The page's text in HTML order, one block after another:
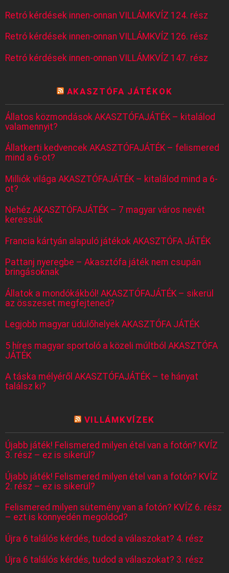
Retró kérdések innen-onnan VILLÁMKVÍZ 124. rész
Retró kérdések innen-onnan VILLÁMKVÍZ 126. rész
Retró kérdések innen-onnan VILLÁMKVÍZ 147. rész
AKASZTÓFA JÁTÉKOK
Állatos közmondások AKASZTÓFAJÁTÉK – kitalálod
valamennyit?
Állatkerti kedvencek AKASZTÓFAJÁTÉK – felismered
mind a 6-ot?
Milliók világa AKASZTÓFAJÁTÉK – kitalálod mind a 6-
ot?
Nehéz AKASZTÓFAJÁTÉK – 7 magyar város nevét
keressük
Francia kártyán alapuló játékok AKASZTÓFA JÁTÉK
Pattanj nyeregbe – Akasztófa játék nem csupán
bringásoknak
Állatok a mondókákból! AKASZTÓFAJÁTÉK – sikerül
az összeset megfejtened?
Legjobb magyar üdülőhelyek AKASZTÓFA JÁTÉK
5 híres magyar sportoló a közeli múltból AKASZTÓFA
JÁTÉK
A táska mélyéről AKASZTÓFAJÁTÉK – te hányat
találsz ki?
VILLÁMKVÍZEK
Újabb játék! Felismered milyen étel van a fotón? KVÍZ
3. rész – ez is sikerül?
Újabb játék! Felismered milyen étel van a fotón? KVÍZ
2. rész – ez is sikerül?
Felismered milyen sütemény van a fotón? KVÍZ 6. rész
– ezt is könnyedén megoldod?
Újra 6 találós kérdés, tudod a válaszokat? 4. rész
Újra 6 találós kérdés, tudod a válaszokat? 3. rész